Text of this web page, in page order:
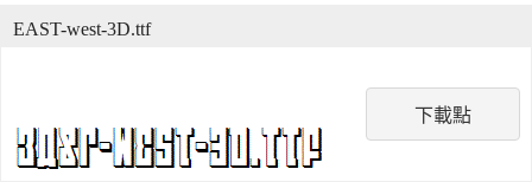
下載點
EAST-west-3D.ttf